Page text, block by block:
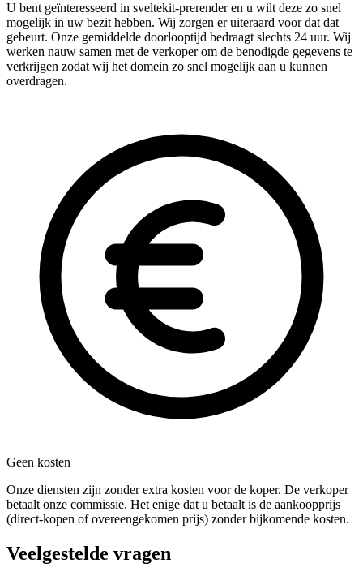
U bent geïnteresseerd in sveltekit-prerender en u wilt deze zo snel
mogelijk in uw bezit hebben. Wij zorgen er uiteraard voor dat dat
gebeurt. Onze gemiddelde doorlooptijd bedraagt slechts 24 uur. Wij
werken nauw samen met de verkoper om de benodigde gegevens te
verkrijgen zodat wij het domein zo snel mogelijk aan u kunnen
overdragen.
Geen kosten
Onze diensten zijn zonder extra kosten voor de koper. De verkoper
betaalt onze commissie. Het enige dat u betaalt is de aankoopprijs
(direct-kopen of overeengekomen prijs) zonder bijkomende kosten.
Veelgestelde vragen